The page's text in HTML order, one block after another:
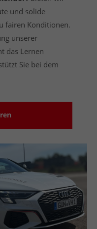
und solide
fairen Konditionen.
unserer
das Lernen
Sie bei dem